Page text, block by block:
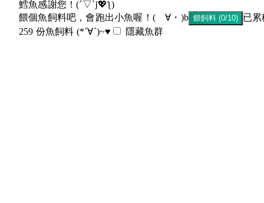
鱈魚感謝您！(´▽`ʃ💖ƪ)
餵個魚飼料吧，會跑出小魚喔！ (ゝ∀・)b 餵飼料 (0/10) 已累
259 份魚飼料 (*´∀`)~♥
隱藏魚群